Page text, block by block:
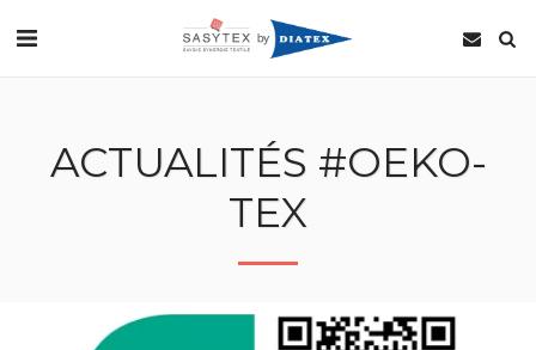
ACTUALITÉS #OEKO-
TEX